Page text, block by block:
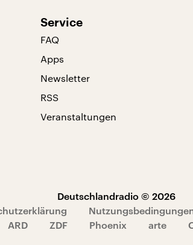
Service
FAQ
Apps
Newsletter
RSS
Veranstaltungen
Deutschlandradio © 2026
ARD ZDF Phoenix arte